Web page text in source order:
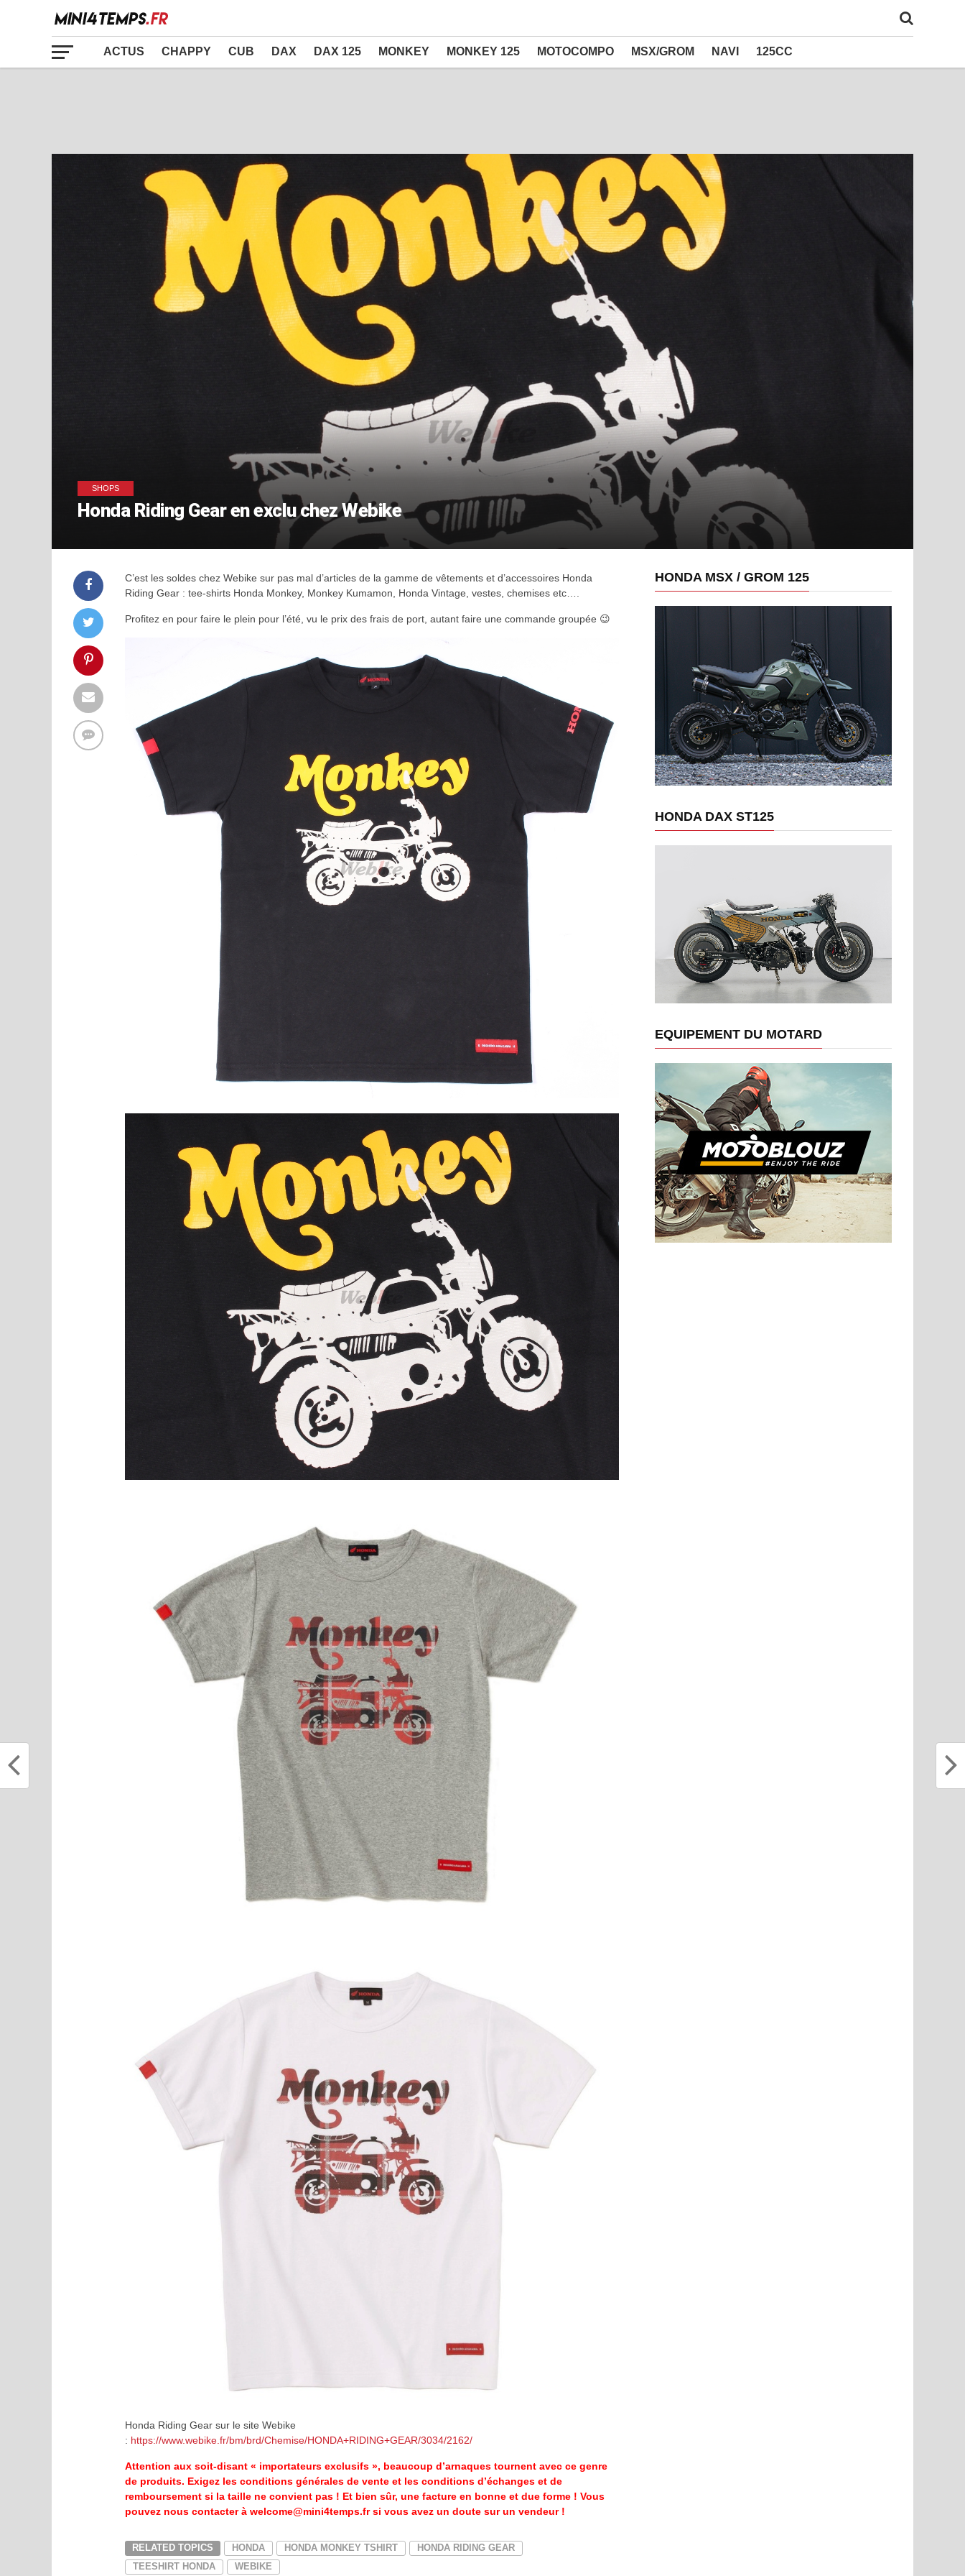
ACTUS CHAPPY CUB DAX DAX 125 MONKEY MONKEY 125 MOTOCOMPO MSX/GROM NAVI 125CC
SHOPS
Honda Riding Gear en exclu chez Webike
C’est les soldes chez Webike sur pas mal d’articles de la gamme de vêtements et d’accessoires Honda
Riding Gear : tee-shirts Honda Monkey, Monkey Kumamon, Honda Vintage, vestes, chemises etc….
Profitez en pour faire le plein pour l’été, vu le prix des frais de port, autant faire une commande groupée 😉
Honda Riding Gear sur le site Webike
: https://www.webike.fr/bm/brd/Chemise/HONDA+RIDING+GEAR/3034/2162/
Attention aux soit-disant « importateurs exclusifs », beaucoup d’arnaques tournent avec ce genre
de produits. Exigez les conditions générales de vente et les conditions d’échanges et de
remboursement si la taille ne convient pas ! Et bien sûr, une facture en bonne et due forme ! Vous
pouvez nous contacter à welcome@mini4temps.fr si vous avez un doute sur un vendeur !
RELATED TOPICS HONDA HONDA MONKEY TSHIRT
HONDA RIDING GEAR
TEESHIRT HONDA
WEBIKE
HONDA MSX / GROM 125
HONDA DAX ST125
EQUIPEMENT DU MOTARD